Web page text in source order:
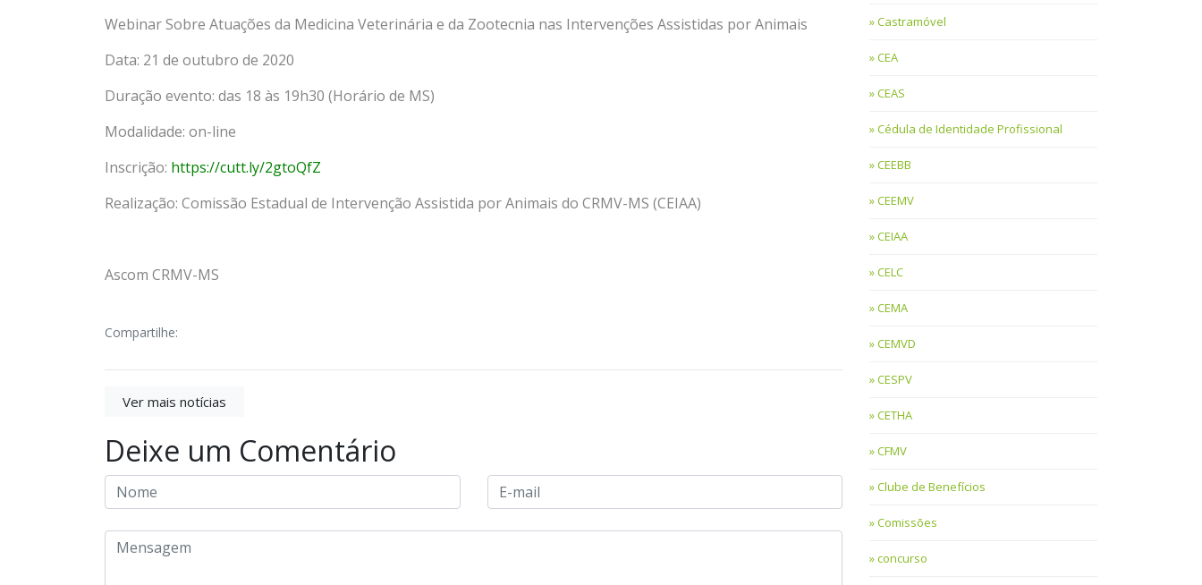
Webinar Sobre Atuações da Medicina Veterinária e da Zootecnia nas Intervenções Assistidas por Animais
Data: 21 de outubro de 2020
Duração evento: das 18 às 19h30 (Horário de MS)
Modalidade: on-line
Inscrição: https://cutt.ly/2gtoQfZ
Realização: Comissão Estadual de Intervenção Assistida por Animais do CRMV-MS (CEIAA)
Ascom CRMV-MS
Compartilhe:
Ver mais notícias
Deixe um Comentário
Castramóvel
CEA
CEAS
Cédula de Identidade Profissional
CEEBB
CEEMV
CEIAA
CELC
CEMA
CEMVD
CESPV
CETHA
CFMV
Clube de Benefícios
Comissões
concurso